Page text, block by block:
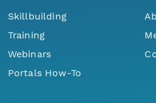
Skillbuilding
Training
Webinars
Portals How-To